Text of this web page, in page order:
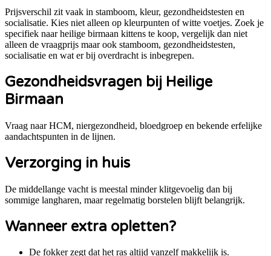
Prijsverschil zit vaak in stamboom, kleur, gezondheidstesten en
socialisatie. Kies niet alleen op kleurpunten of witte voetjes. Zoek je
specifiek naar heilige birmaan kittens te koop, vergelijk dan niet
alleen de vraagprijs maar ook stamboom, gezondheidstesten,
socialisatie en wat er bij overdracht is inbegrepen.
Gezondheidsvragen bij Heilige
Birmaan
Vraag naar HCM, niergezondheid, bloedgroep en bekende erfelijke
aandachtspunten in de lijnen.
Verzorging in huis
De middellange vacht is meestal minder klitgevoelig dan bij
sommige langharen, maar regelmatig borstelen blijft belangrijk.
Wanneer extra opletten?
De fokker zegt dat het ras altijd vanzelf makkelijk is.